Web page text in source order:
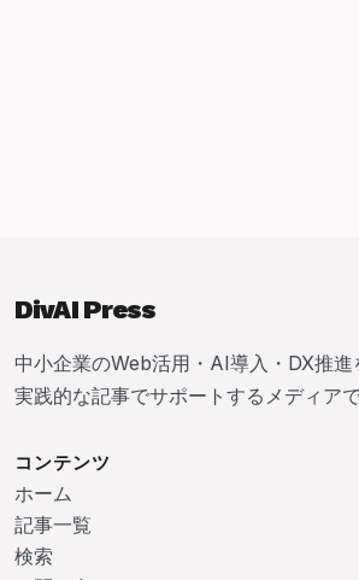
DivAI Press
中小企業のWeb活用・AI導入・DX推進
実践的な記事でサポートするメディアで
コンテンツ
ホーム
記事一覧
検索